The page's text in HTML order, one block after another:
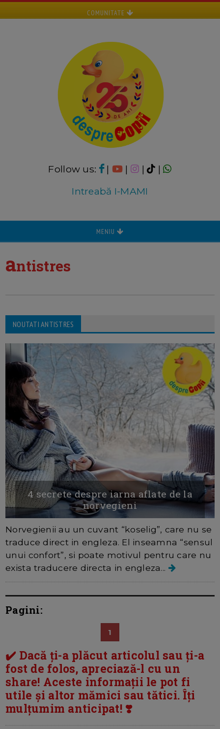
COMUNITATE
Follow us: | | |
|
Intreabă I-MAMI
MENIU
antistres
NOUTATI ANTISTRES
4 secrete despre iarna aflate de la
norvegieni
Norvegienii au un cuvant “koselig”, care nu se
traduce direct in engleza. El inseamna “sensul
unui confort”, si poate motivul pentru care nu
exista traducere directa in engleza...
Pagini:
1
✔️ Dacă ți-a plăcut articolul sau ți-a
fost de folos, apreciază-l cu un
share! Aceste informații le pot fi
utile și altor mămici sau tătici. Îți
mulțumim anticipat! ❣️